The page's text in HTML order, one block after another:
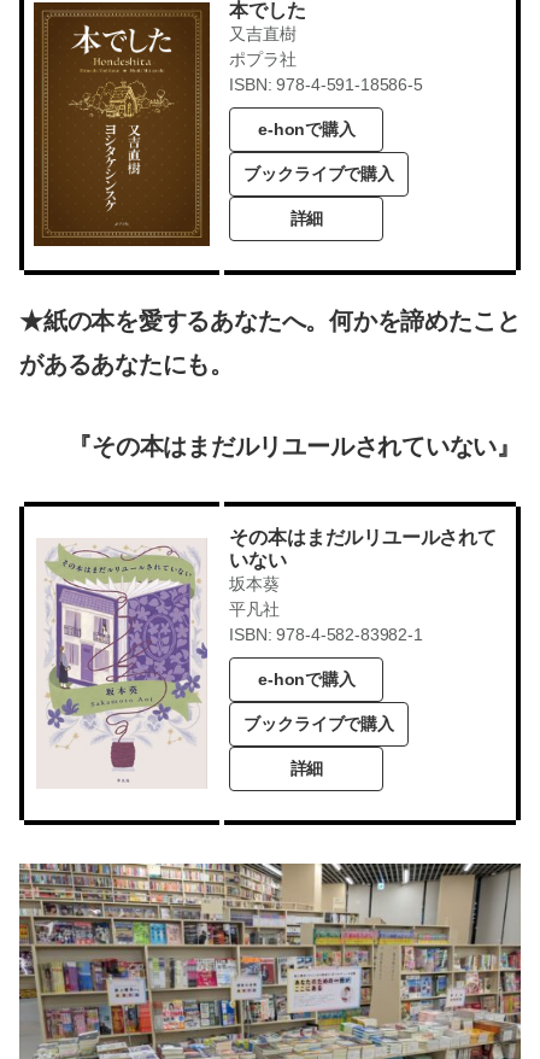
本でした
又吉直樹
ポプラ社
ISBN: 978-4-591-18586-5
e-honで購入
ブックライブで購入
詳細
★紙の本を愛するあなたへ。何かを諦めたこと
があるあなたにも。
『その本はまだルリユールされていない』
その本はまだルリユールされて
いない
坂本葵
平凡社
ISBN: 978-4-582-83982-1
e-honで購入
ブックライブで購入
詳細